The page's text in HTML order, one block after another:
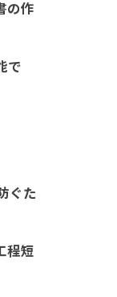
の作
で
ぐた
程短